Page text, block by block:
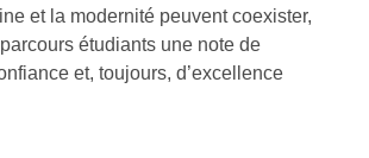
et la modernité peuvent coexister,
étudiants une note de
et, toujours, d’excellence